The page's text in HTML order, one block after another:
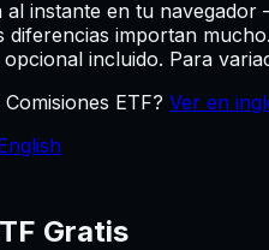
al instante en tu
diferencias importan mucho.
incluido. Para
ETF? Ver en
Gratis